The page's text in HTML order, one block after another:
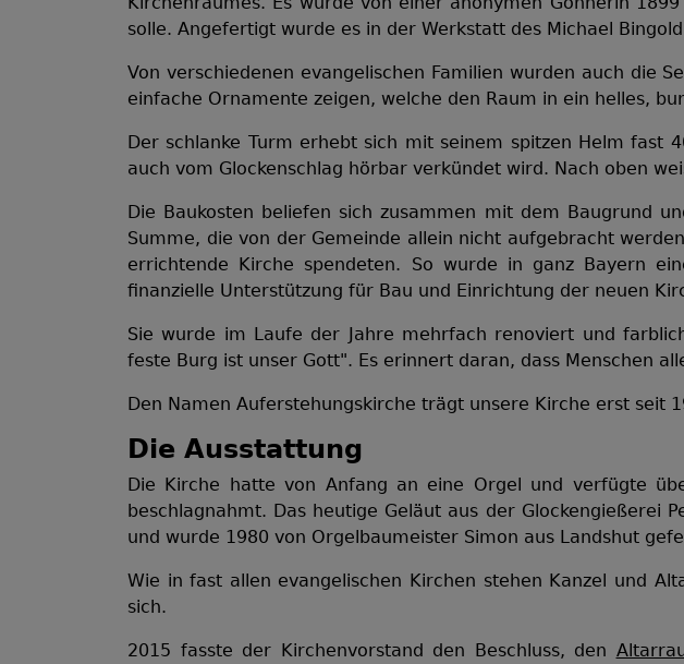
solle. Angefertigt wurde es in der Werkstatt des Michael
Von verschiedenen evangelischen Familien wurden auch die
einfache Ornamente zeigen, welche den Raum in ein helles,
Der schlanke Turm erhebt sich mit seinem spitzen Helm fast
auch vom Glockenschlag hörbar verkündet wird. Nach oben
Die Baukosten beliefen sich zusammen mit dem Baugrund
Summe, die von der Gemeinde allein nicht aufgebracht
errichtende Kirche spendeten. So wurde in ganz Bayern
finanzielle Unterstützung für Bau und Einrichtung der neuen
Sie wurde im Laufe der Jahre mehrfach renoviert und
feste Burg ist unser Gott". Es erinnert daran, dass Menschen
Den Namen Auferstehungskirche trägt unsere Kirche erst seit
Die Ausstattung
Die Kirche hatte von Anfang an eine Orgel und verfügte
beschlagnahmt. Das heutige Geläut aus der Glockengießerei
und wurde 1980 von Orgelbaumeister Simon aus Landshut
Wie in fast allen evangelischen Kirchen stehen Kanzel und
sich.
2015 fasste der Kirchenvorstand den Beschluss, den